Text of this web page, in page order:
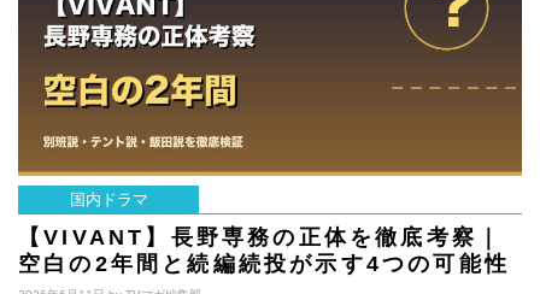
国内ドラマ
【VIVANT】長野専務の正体を徹底考察｜
空白の2年間と続編続投が示す4つの可能性